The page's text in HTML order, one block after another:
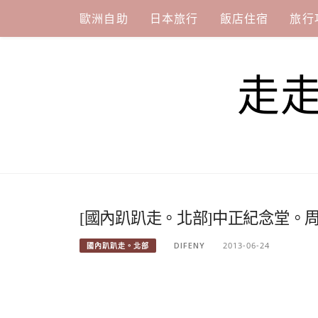
content
歐洲自助 日本旅行 飯店住宿 旅行
走
[國內趴趴走。北部]中正紀念堂。
國內趴趴走。北部 DIFENY 2013-06-24